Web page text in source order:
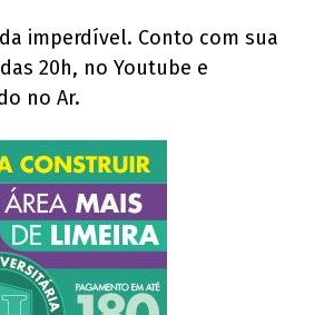
imperdível. Conto com sua
20h, no Youtube e
no Ar.